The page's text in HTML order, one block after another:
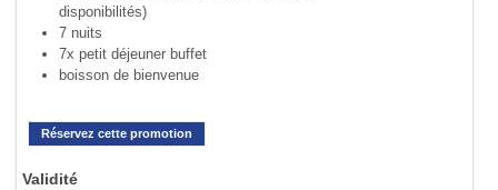
disponibilités)
7 nuits
7x petit déjeuner buffet
boisson de bienvenue
Réservez cette promotion
Validité